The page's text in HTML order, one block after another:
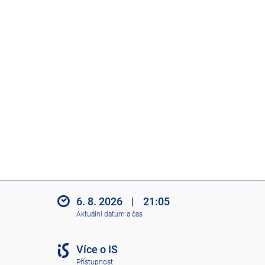
6. 8. 2026 | 21:05
Aktuální datum a čas
Více o IS
Přístupnost